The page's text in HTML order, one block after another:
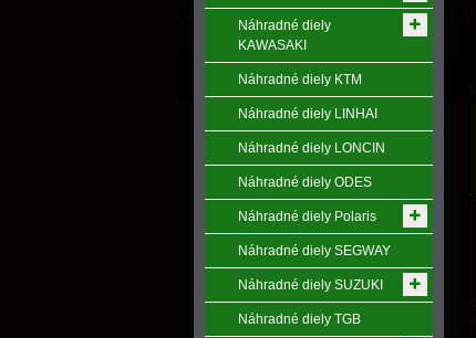
Náhradné diely
KAWASAKI
Náhradné diely KTM
Náhradné diely LINHAI
Náhradné diely LONCIN
Náhradné diely ODES
Náhradné diely Polaris
Náhradné diely SEGWAY
Náhradné diely SUZUKI
Náhradné diely TGB